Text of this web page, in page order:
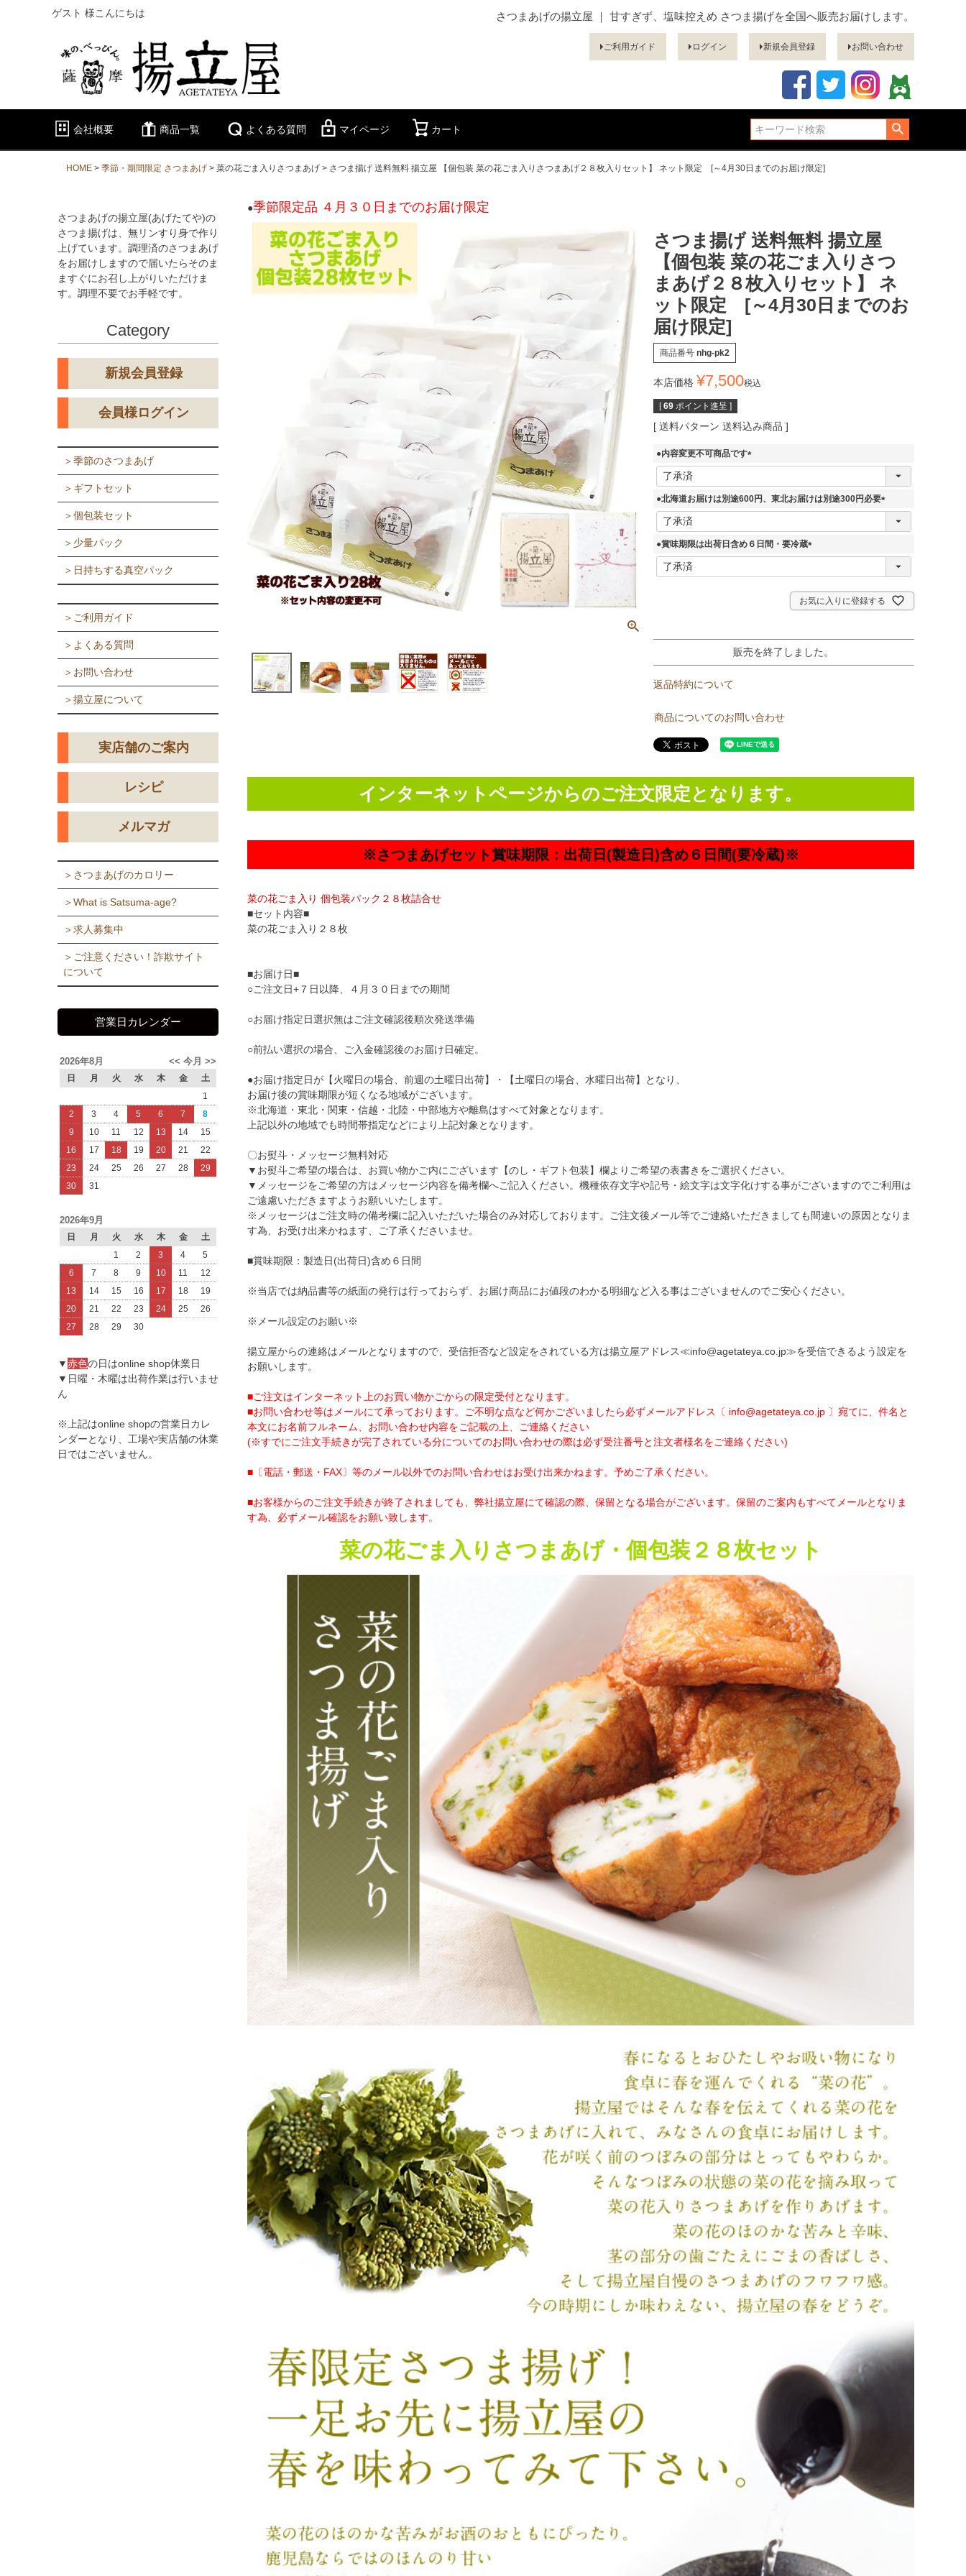
ゲスト 様こんにちは さつまあげの揚立屋 ｜ 甘すぎず、塩味控えめ さつま揚げを全国へ販売お届けします。
ご利用ガイド ログイン 新規会員登録 お問い合わせ
会社概要 商品一覧 よくある質問 マイページ カート
HOME 季節・期間限定 さつまあげ 菜の花ごま入りさつまあげ さつま揚げ 送料無料 揚立屋 【個包装 菜の花ごま入りさつまあげ２８枚入りセット】 ネット限定 [～4月30日までのお届け限定]
さつまあげの揚立屋(あげたてや)の
さつま揚げは、無リンすり身で作り
上げています。調理済のさつまあげ
をお届けしますので届いたらそのま
ますぐにお召し上がりいただけま
す。調理不要でお手軽です。
Category
新規会員登録
会員様ログイン
＞季節のさつまあげ
＞ギフトセット
＞個包装セット
＞少量パック
＞日持ちする真空パック
＞ご利用ガイド
＞よくある質問
＞お問い合わせ
＞揚立屋について
実店舗のご案内
レシピ
メルマガ
＞さつまあげのカロリー
＞What is Satsuma-age?
＞求人募集中
＞ご注意ください！詐欺サイト
について
営業日カレンダー
2026年8月 >>
今月
<<
日 月 火 水 木 金
土
1
2
3 4 5 6 7
8
9
10 11 12 13 14
15
16
17 18 19 20 21
22
23
24 25 26 27 28
29
30
31
2026年9月
日 月 火 水 木 金
土
1
2 3 4
5
6
7 8 9 10 11
12
13
14 15 16 17 18
19
20
21 22 23 24 25
26
27
28 29 30
▼赤色の日はonline shop休業日
▼日曜・木曜は出荷作業は行いませ
ん
※上記はonline shopの営業日カレ
ンダーとなり、工場や実店舗の休業
日ではございません。
●季節限定品 ４月３０日までのお届け限定
さつま揚げ 送料無料 揚立屋
【個包装 菜の花ごま入りさつ
まあげ２８枚入りセット】 ネ
ット限定 [～4月30日までのお
届け限定]
商品番号 nhg-pk2
本店価格 ¥7,500税込
[ 69 ポイント進呈 ]
送料パターン 送料込み商品
●内容変更不可商品です
(
須
●北海道お届けは別途600円、東北お届けは別途300円必要
(
●賞味期限は出荷日含め６日間・要冷蔵
(
)
お気に入りに登録する
販売を終了しました。
返品特約について
商品についてのお問い合わせ
インターネットページからのご注文限定となります。
※さつまあげセット賞味期限：出荷日(製造日)含め６日間(要冷蔵)※
菜の花ごま入り 個包装パック２８枚詰合せ
■セット内容■
菜の花ごま入り２８枚
■お届け日■
○ご注文日+７日以降、４月３０日までの期間
○お届け指定日選択無はご注文確認後順次発送準備
○前払い選択の場合、ご入金確認後のお届け日確定。
●お届け指定日が【火曜日の場合、前週の土曜日出荷】・【土曜日の場合、水曜日出荷】となり、
お届け後の賞味期限が短くなる地域がございます。
※北海道・東北・関東・信越・北陸・中部地方や離島はすべて対象となります。
上記以外の地域でも時間帯指定などにより上記対象となります。
〇お熨斗・メッセージ無料対応
▼お熨斗ご希望の場合は、お買い物かご内にございます【のし・ギフト包装】欄よりご希望の表書きをご選択ください。
▼メッセージをご希望の方はメッセージ内容を備考欄へご記入ください。機種依存文字や記号・絵文字は文字化けする事がございますのでご利用は
ご遠慮いただきますようお願いいたします。
※メッセージはご注文時の備考欄に記入いただいた場合のみ対応しております。ご注文後メール等でご連絡いただきましても間違いの原因となりま
す為、お受け出来かねます、ご了承くださいませ。
■賞味期限：製造日(出荷日)含め６日間
※当店では納品書等の紙面の発行は行っておらず、お届け商品にお値段のわかる明細など入る事はございませんのでご安心ください。
※メール設定のお願い※
揚立屋からの連絡はメールとなりますので、受信拒否など設定をされている方は揚立屋アドレス≪info@agetateya.co.jp≫を受信できるよう設定を
お願いします。
■ご注文はインターネット上のお買い物かごからの限定受付となります。
■お問い合わせ等はメールにて承っております。ご不明な点など何かございましたら必ずメールアドレス〔 info@agetateya.co.jp 〕宛てに、件名と
本文にお名前フルネーム、お問い合わせ内容をご記載の上、ご連絡ください
(※すでにご注文手続きが完了されている分についてのお問い合わせの際は必ず受注番号と注文者様名をご連絡ください)
■〔電話・郵送・FAX〕等のメール以外でのお問い合わせはお受け出来かねます。予めご了承ください。
■お客様からのご注文手続きが終了されましても、弊社揚立屋にて確認の際、保留となる場合がございます。保留のご案内もすべてメールとなりま
す為、必ずメール確認をお願い致します。
菜の花ごま入りさつまあげ・個包装２８枚セット